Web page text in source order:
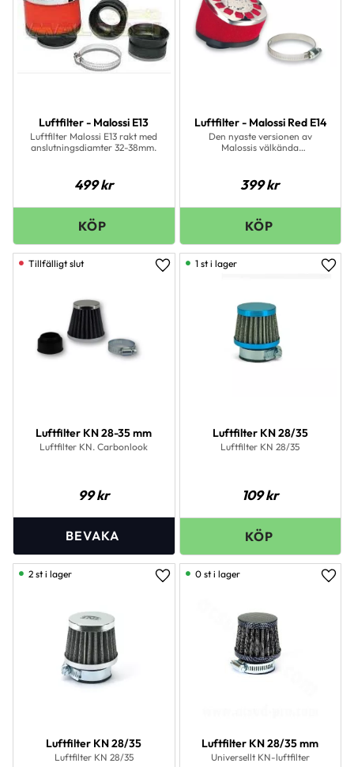
Luftfilter - Malossi E13
Luftfilter Malossi E13 rakt med
anslutningsdiamter 32-38mm.
499kr
Luftfilter - Malossi Red E14
Den nyaste versionen av
Malossis välkända
fyrkantigt till skillnad från
föregångaren som är rund.
kräver mindre utrymme för att
399kr
Luftfilter KN 28-35 mm
Luftfilter KN. Carbonlook
99kr
Lägg till i favoriter
Luftfilter KN 28/35
Luftfilter KN 28/35
109kr
1 st i lager
Luftfilter KN 28/35
Luftfilter KN 28/35
Lägg till i favoriter
2 st i lager
Luftfilter KN 28/35 mm
Universellt KN-luftfilter
0 st i lager